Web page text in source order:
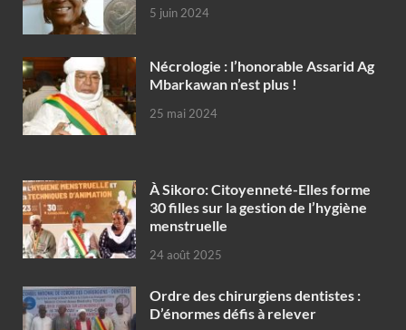
5 juin 2024
Nécrologie : l’honorable Assarid Ag
Mbarkawan n’est plus !
25 mai 2024
À Sikoro: Citoyenneté-Elles forme
30 filles sur la gestion de l’hygiène
menstruelle
24 août 2025
Ordre des chirurgiens dentistes :
D’énormes défis à relever